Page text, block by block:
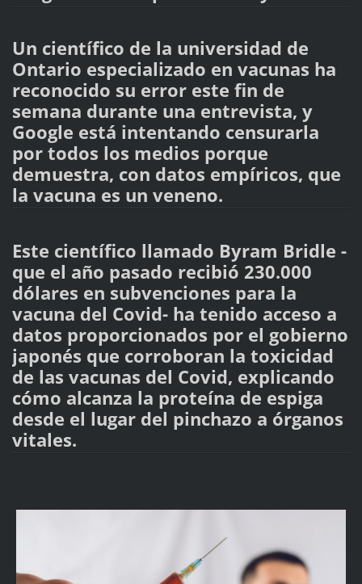
Un científico de la universidad de
Ontario especializado en vacunas ha
reconocido su error este fin de
semana durante una entrevista, y
Google está intentando censurarla
por todos los medios porque
demuestra, con datos empíricos, que
la vacuna es un veneno.
Este científico llamado Byram Bridle -
que el año pasado recibió 230.000
dólares en subvenciones para la
vacuna del Covid- ha tenido acceso a
datos proporcionados por el gobierno
japonés que corroboran la toxicidad
de las vacunas del Covid, explicando
cómo alcanza la proteína de espiga
desde el lugar del pinchazo a órganos
vitales.